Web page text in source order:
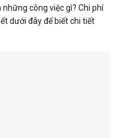
những công việc gì? Chi phí
dưới đây để biết chi tiết